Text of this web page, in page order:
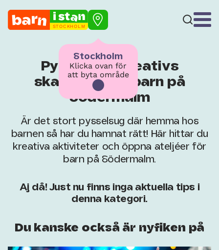
STOCKHOLM
Stockholm
Klicka ovan för
att byta område
Pyssel och kreativs
skapande för barn på
Södermalm
Är det stort pysselsug där hemma hos
barnen så har du hamnat rätt! Här hittar du
kreativa aktiviteter och öppna ateljéer för
barn på Södermalm.
Aj då! Just nu finns inga aktuella tips i
denna kategori.
Du kanske också är nyfiken på